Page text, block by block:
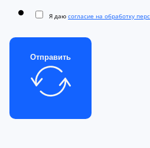
Я даю согласие на обработку
Отправить